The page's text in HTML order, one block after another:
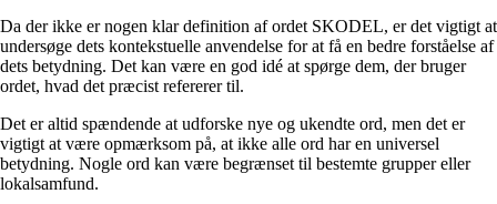
Da der ikke er nogen klar definition af ordet SKODEL, er det vigtigt at
undersøge dets kontekstuelle anvendelse for at få en bedre forståelse af
dets betydning. Det kan være en god idé at spørge dem, der bruger
ordet, hvad det præcist refererer til.
Det er altid spændende at udforske nye og ukendte ord, men det er
vigtigt at være opmærksom på, at ikke alle ord har en universel
betydning. Nogle ord kan være begrænset til bestemte grupper eller
lokalsamfund.